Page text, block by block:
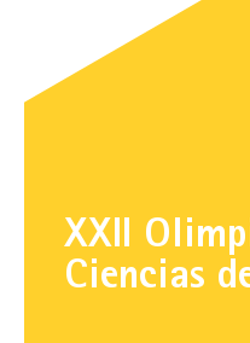
XXII
Ciencias